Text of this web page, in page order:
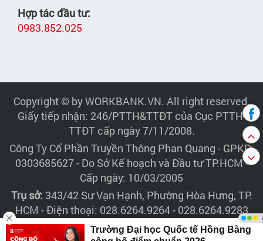
Hợp tác đầu tư:
0983.852.025
Copyright © by WORKBANK.VN. All right reserved.
Giấy tiếp nhận: 246/PTTH&TTĐT của Cục PTTH-
TTĐT cấp ngày 7/11/2008.
Công Ty Cổ Phần Truyền Thông Phan Quang - GPKD:
0303685627 - Do Sở Kế hoạch và Đầu tư TP.HCM -
Cấp ngày: 10/03/2005
Trụ sở: 343/42 Sư Vạn Hạnh, Phường Hòa Hưng, TP.
HCM - Điện thoại: 028.6264.9264 - 028.6264.9283